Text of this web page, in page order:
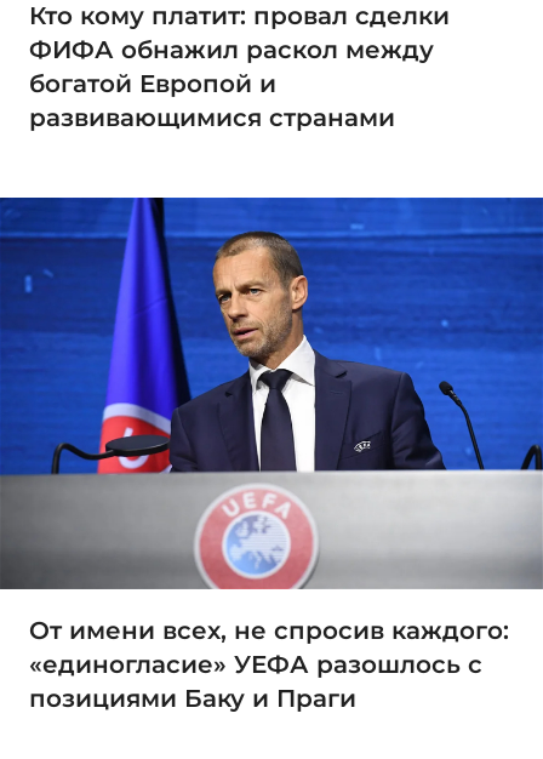
Кто кому платит: провал сделки
ФИФА обнажил раскол между
богатой Европой и
развивающимися странами
От имени всех, не спросив каждого:
«единогласие» УЕФА разошлось с
позициями Баку и Праги